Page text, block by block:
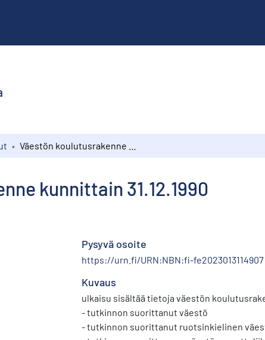
kunnittain 31.12.1990
Pysyvä osoite
https://urn.fi/URN:NBN:fi-fe2023013114907
Kuvaus
ulkaisu sisältää tietoja väestön
- tutkinnon suorittanut väestö
- tutkinnon suorittanut ruotsinkielinen väestö